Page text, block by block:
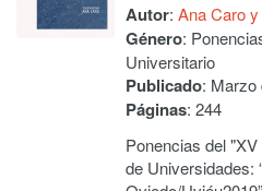
Autor: Ana Caro
Género:
Universitario
Publicado: Marzo
Páginas: 244
Ponencias del
de Universidades: